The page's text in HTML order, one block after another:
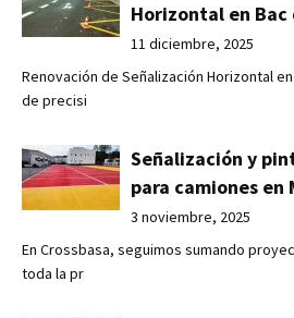
Horizontal en Bac
11 diciembre, 2025
Renovación de Señalización Horizontal
de precisi
Señalización y
para camiones en
3 noviembre, 2025
En Crossbasa, seguimos sumando
toda la pr